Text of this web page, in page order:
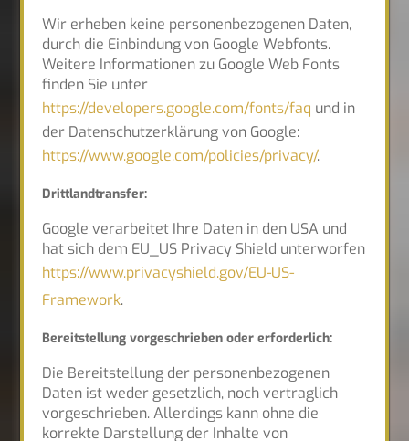
Wir erheben keine personenbezogenen Daten,
durch die Einbindung von Google Webfonts.
Weitere Informationen zu Google Web Fonts
finden Sie unter
https://developers.google.com/fonts/faq und in
der Datenschutzerklärung von Google:
https://www.google.com/policies/privacy/.
Drittlandtransfer:
Google verarbeitet Ihre Daten in den USA und
hat sich dem EU_US Privacy Shield unterworfen
https://www.privacyshield.gov/EU-US-
Framework.
Bereitstellung vorgeschrieben oder erforderlich:
Die Bereitstellung der personenbezogenen
Daten ist weder gesetzlich, noch vertraglich
vorgeschrieben. Allerdings kann ohne die
korrekte Darstellung der Inhalte von